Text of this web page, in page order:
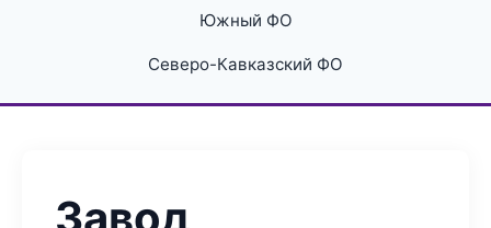
Южный ФО
Северо-Кавказский ФО